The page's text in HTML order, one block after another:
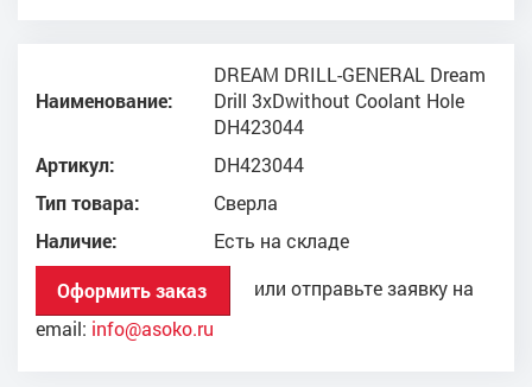
Наименование:
DREAM DRILL-GENERAL Dream
Drill 3xDwithout Coolant Hole
DH423044
Артикул:
DH423044
Тип товара:
Сверла
Наличие:
Есть на складе
Оформить заказ
или отправьте заявку на
email: info@asoko.ru